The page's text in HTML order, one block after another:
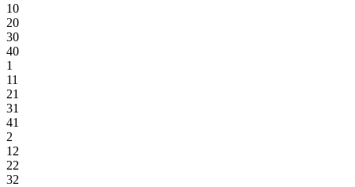
10
20
30
40
1
11
21
31
41
2
12
22
32